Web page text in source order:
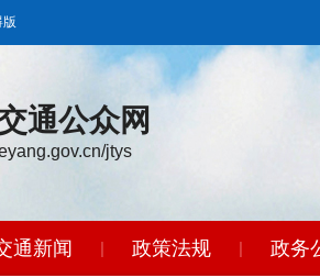
版
通公众网
jtys
通新闻 | 政策法规 | 政务